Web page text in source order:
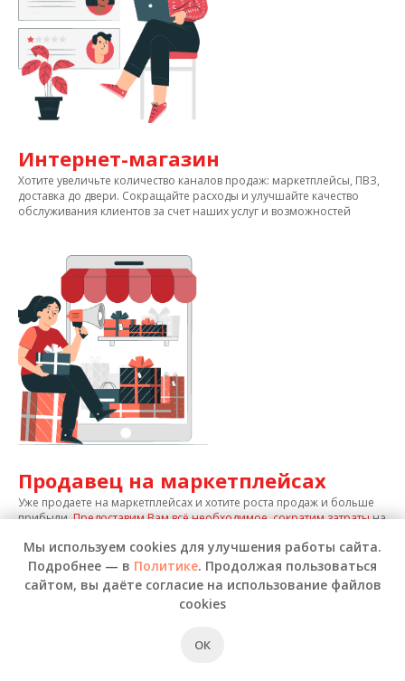
Интернет-магазин
Хотите увеличьте количество каналов продаж: маркетплейсы, ПВЗ,
доставка до двери. Сокращайте расходы и улучшайте качество
обслуживания клиентов за счет наших услуг и возможностей
Продавец на маркетплейсах
Уже продаете на маркетплейсах и хотите роста продаж и больше
прибыли.Предоставим Вам всё необходимое, сократим затратына
целей
маркетплейсов Санкт-
Мы используем cookies для улучшения работы сайта.
Подробнее — в Политике. Продолжая пользоваться
сайтом, вы даёте согласие на использование файлов
cookies
ОК